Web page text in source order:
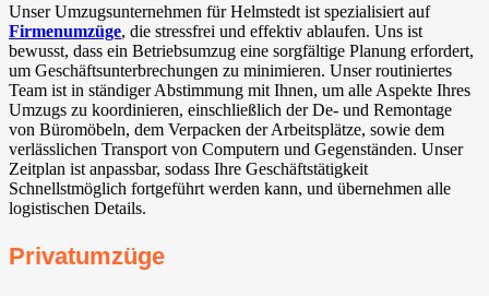
Unser Umzugsunternehmen für Helmstedt ist spezialisiert auf
Firmenumzüge, die stressfrei und effektiv ablaufen. Uns ist
bewusst, dass ein Betriebsumzug eine sorgfältige Planung erfordert,
um Geschäftsunterbrechungen zu minimieren. Unser routiniertes
Team ist in ständiger Abstimmung mit Ihnen, um alle Aspekte Ihres
Umzugs zu koordinieren, einschließlich der De- und Remontage
von Büromöbeln, dem Verpacken der Arbeitsplätze, sowie dem
verlässlichen Transport von Computern und Gegenständen. Unser
Zeitplan ist anpassbar, sodass Ihre Geschäftstätigkeit
Schnellstmöglich fortgeführt werden kann, und übernehmen alle
logistischen Details.
Privatumzüge